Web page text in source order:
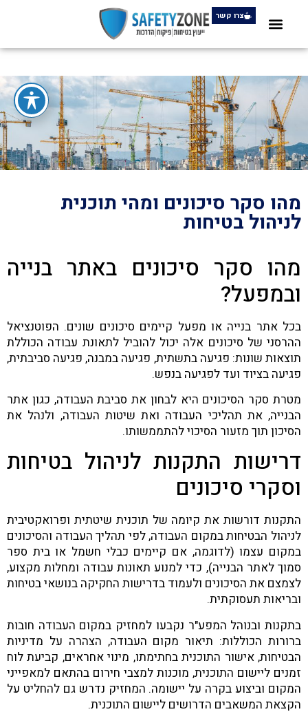
צרו קשר
מהו סקר סיכונים ומהי תוכנית
לניהול בטיחות
מהו סקר סיכונים באתר בנייה
ובמפעל?
בכל אתר בנייה או מפעל קיימים סיכונים שונים. הפוטנציאל
ההרסני של סיכונים אלה יכול להוביל לתאונת עבודה הכוללת
תוצאות שונות: פגיעה בתשתית, פגיעה במבנה, פגיעה סביבתית,
פגיעה בציוד ועד לפגיעה בנפש.
מטרת סקר הסיכונים היא לבחון את סביבת העבודה, כגון אתר
הבנייה, את תהליכי העבודה ואת שיטות העבודה, ולנהל את
הסיכון תוך מזעור הסיכוי להתממשותו.
דרישות התקנות לניהול בטיחות
וסקרי סיכונים
התקנות דורשות את קיומה של תוכנית שיטתית ופרואקטיבית
לניהול הבטיחות במקום העבודה, לפי תהליך העבודה והסיכונים
במקום עצמו (לדוגמה, אם קיימים כבלי חשמל או בית ספר
סמוך לאתר הבנייה), כדי למנוע תאונות עבודה ומחלות מקצוע,
לצמצם את הסיכונים ולעמוד בדרישות החקיקה בנושאי בטיחות
ובריאות תעסוקתית.
בתקנות ובנוהל המפע"ר נקבעו למחזיק במקום העבודה חובות
ברורות הכוללות: תיאור מקום העבודה, הצהרה על מדיניות
הבטיחות, אישור התוכנית בחתימתו, מינוי אחראים, קביעת לוח
זמנים ליישום התוכנית, מוכנות למצבי חירום בהתאם למאפייני
המקום וביצוע בקרה על יישומה. המחזיק נדרש גם להחליט על
הקצאת המשאבים הדרושים ליישום התוכנית.